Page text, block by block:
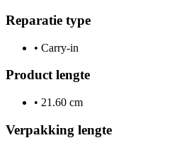
Reparatie type
• Carry-in
Product lengte
• 21.60 cm
Verpakking lengte